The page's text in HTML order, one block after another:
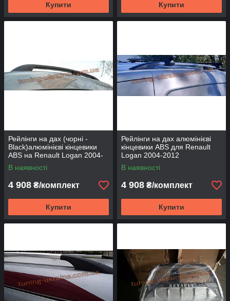
Купити Купити
Рейлінги на дах (чорні -
Black)алюмінієві кінцевики
ABS на Renault Logan 2004-
2012
В наявності
4 908 ₴/комплект
Купити
Рейлінги на дах алюмінієві
кінцевики ABS для Renault
Logan 2004-2012
В наявності
4 908 ₴/комплект
Купити